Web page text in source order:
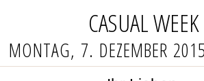
CASUAL WEEK
MONTAG, 7. DEZEMBER